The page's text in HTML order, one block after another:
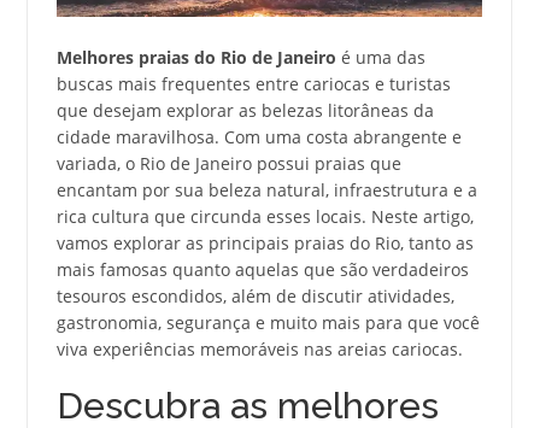
Melhores praias do Rio de Janeiro é uma das
buscas mais frequentes entre cariocas e turistas
que desejam explorar as belezas litorâneas da
cidade maravilhosa. Com uma costa abrangente e
variada, o Rio de Janeiro possui praias que
encantam por sua beleza natural, infraestrutura e a
rica cultura que circunda esses locais. Neste artigo,
vamos explorar as principais praias do Rio, tanto as
mais famosas quanto aquelas que são verdadeiros
tesouros escondidos, além de discutir atividades,
gastronomia, segurança e muito mais para que você
viva experiências memoráveis nas areias cariocas.
Descubra as melhores